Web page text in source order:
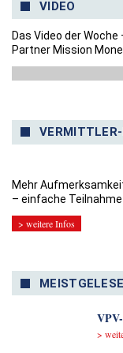
VIDEO
Das Video der
Partner Mission
Mehr
– einfache
> weitere Infos
>